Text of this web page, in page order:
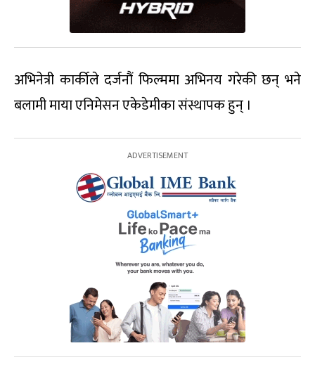
अभिनेत्री कार्कीले दर्जनौं फिल्ममा अभिनय गरेकी छन् भने
बलामी माया एनिमेसन एकेडेमीका संस्थापक हुन् ।